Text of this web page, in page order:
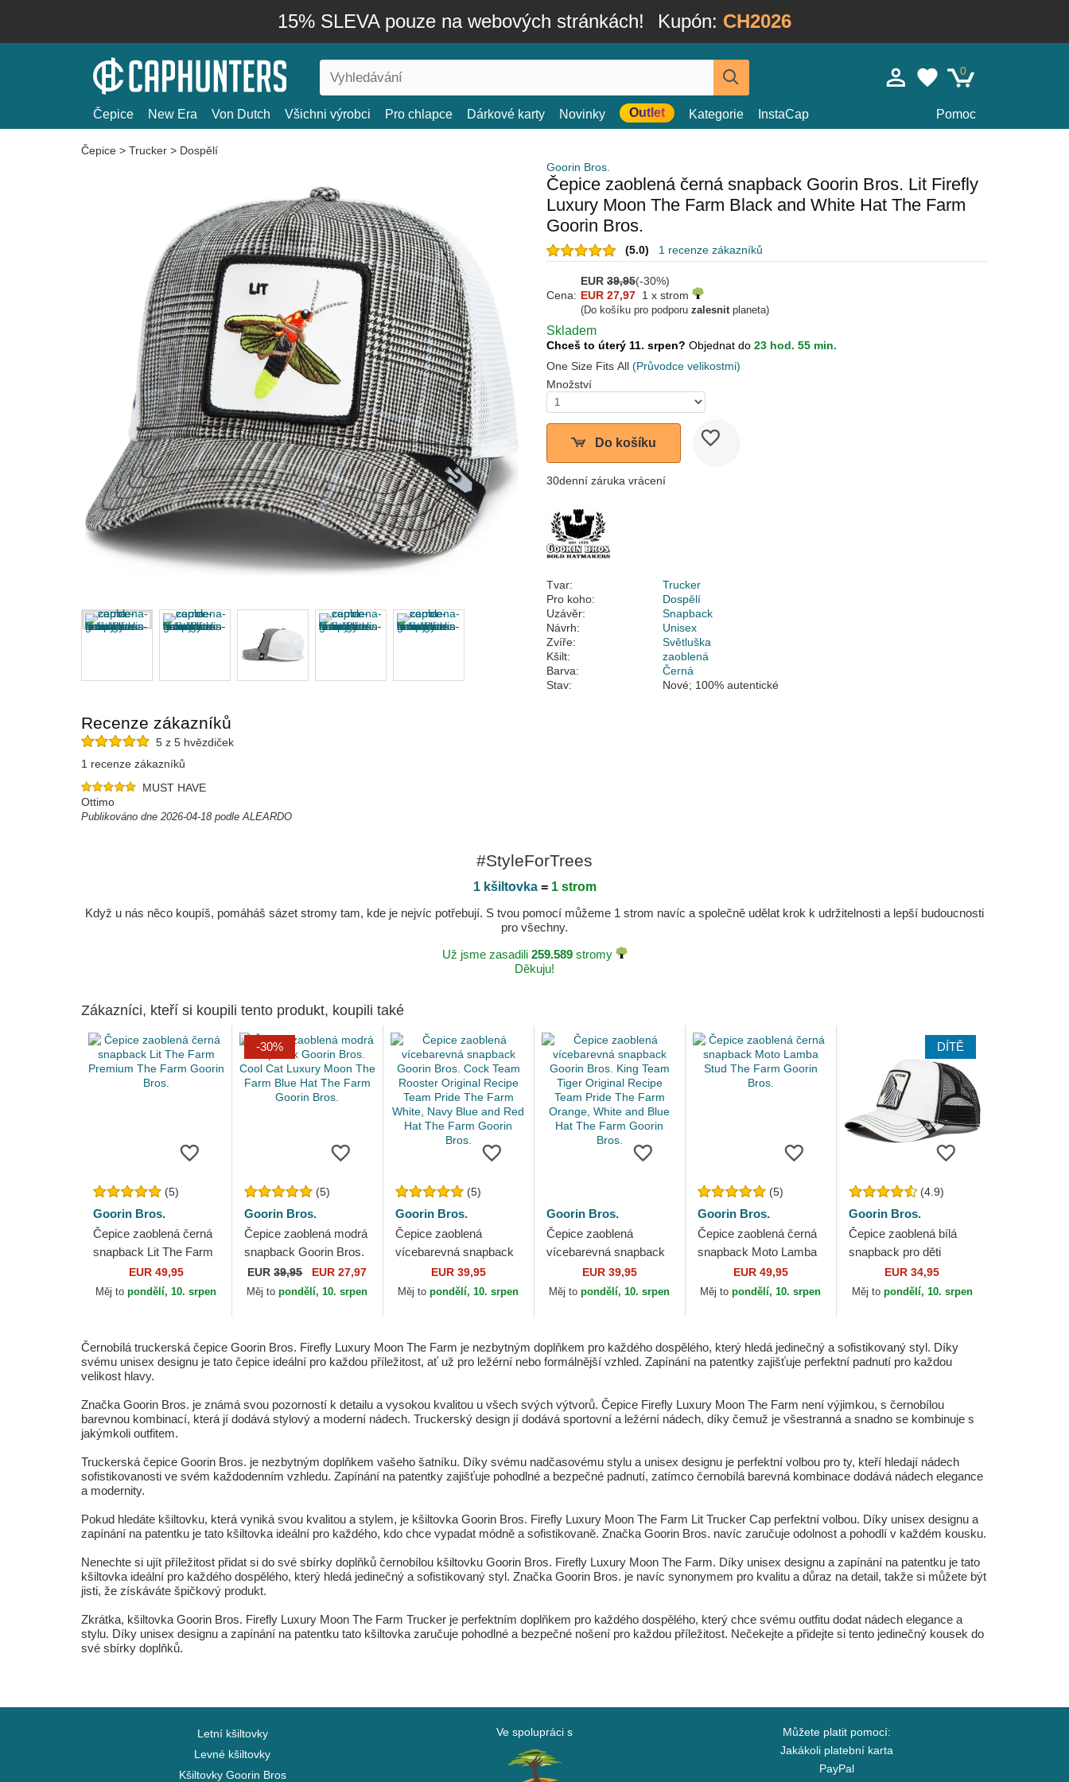
15% SLEVA pouze na webových stránkách! Kupón: CH2026
0
Čepice New Era Von Dutch Všichni výrobci Pro chlapce Dárkové karty Novinky Outlet Kategorie InstaCap Pomoc
Čepice > Trucker > Dospělí
Goorin Bros.
Čepice zaoblená černá snapback Goorin Bros. Lit Firefly
Luxury Moon The Farm Black and White Hat The Farm
Goorin Bros.
(5.0) 1 recenze zákazníků
EUR 39,95(-30%)
Cena: EUR 27,97 1 x strom
(Do košíku pro podporu zalesnitplaneta)
Skladem
Chceš to úterý 11. srpen? Objednat do 23 hod. 55 min.
One Size Fits All (Průvodce velikostmi)
Množství
Do košíku
30denní záruka vrácení
Tvar:
Trucker
Pro koho:
Dospělí
Uzávěr:
Snapback
Návrh:
Unisex
Zvíře:
Světluška
Kšilt:
zaoblená
Barva:
Černá
Stav:
Nové; 100% autentické
Recenze zákazníků
5 z 5 hvězdiček
1 recenze zákazníků
MUST HAVE
Ottimo
Publikováno dne 2026-04-18 podle ALEARDO
#StyleForTrees
1 kšiltovka= 1 strom
Když u nás něco koupíš, pomáháš sázet stromy tam, kde je nejvíc potřebují. S tvou pomocí můžeme 1 strom navíc a společně udělat krok k udržitelnosti a lepší budoucnosti
pro všechny.
Už jsme zasadili 259.589stromy
Děkuju!
Zákazníci, kteří si koupili tento produkt, koupili také
(5)
Goorin Bros.
Čepice zaoblená černá
snapback Lit The Farm
Premium The Farm
Goorin Bros.
EUR 49,95
Měj topondělí, 10. srpen
-30%
(5)
Goorin Bros.
Čepice zaoblená modrá
snapback Goorin Bros.
Cool Cat Luxury Moon
The Farm Blue Hat The
EUR39,95 EUR 27,97
Měj topondělí, 10. srpen
(5)
Goorin Bros.
Čepice zaoblená
vícebarevná snapback
Goorin Bros. Cock
Team Rooster Original
EUR 39,95
Měj topondělí, 10. srpen
Goorin Bros.
Čepice zaoblená
vícebarevná snapback
Goorin Bros. King Team
Tiger Original Recipe
EUR 39,95
Měj topondělí, 10. srpen
(5)
Goorin Bros.
Čepice zaoblená černá
snapback Moto Lamba
Stud The Farm Goorin
Bros.
EUR 49,95
Měj topondělí, 10. srpen
DÍTĚ
(4.9)
Goorin Bros.
Čepice zaoblená bílá
snapback pro děti
Extreme Little Stripe
The Farm Goorin Bros.
EUR 34,95
Měj to pondělí, 10. srpen
Černobílá truckerská čepice Goorin Bros. Firefly Luxury Moon The Farm je nezbytným doplňkem pro každého dospělého, který hledá jedinečný a sofistikovaný styl. Díky
svému unisex designu je tato čepice ideální pro každou příležitost, ať už pro ležérní nebo formálnější vzhled. Zapínání na patentky zajišťuje perfektní padnutí pro každou
velikost hlavy.
Značka Goorin Bros. je známá svou pozorností k detailu a vysokou kvalitou u všech svých výtvorů. Čepice Firefly Luxury Moon The Farm není výjimkou, s černobílou
barevnou kombinací, která jí dodává stylový a moderní nádech. Truckerský design jí dodává sportovní a ležérní nádech, díky čemuž je všestranná a snadno se kombinuje s
jakýmkoli outfitem.
Truckerská čepice Goorin Bros. je nezbytným doplňkem vašeho šatníku. Díky svému nadčasovému stylu a unisex designu je perfektní volbou pro ty, kteří hledají nádech
sofistikovanosti ve svém každodenním vzhledu. Zapínání na patentky zajišťuje pohodlné a bezpečné padnutí, zatímco černobílá barevná kombinace dodává nádech elegance
a modernity.
Pokud hledáte kšiltovku, která vyniká svou kvalitou a stylem, je kšiltovka Goorin Bros. Firefly Luxury Moon The Farm Lit Trucker Cap perfektní volbou. Díky unisex designu a
zapínání na patentku je tato kšiltovka ideální pro každého, kdo chce vypadat módně a sofistikovaně. Značka Goorin Bros. navíc zaručuje odolnost a pohodlí v každém kousku.
Nenechte si ujít příležitost přidat si do své sbírky doplňků černobílou kšiltovku Goorin Bros. Firefly Luxury Moon The Farm. Díky unisex designu a zapínání na patentku je tato
kšiltovka ideální pro každého dospělého, který hledá jedinečný a sofistikovaný styl. Značka Goorin Bros. je navíc synonymem pro kvalitu a důraz na detail, takže si můžete být
jisti, že získáváte špičkový produkt.
Zkrátka, kšiltovka Goorin Bros. Firefly Luxury Moon The Farm Trucker je perfektním doplňkem pro každého dospělého, který chce svému outfitu dodat nádech elegance a
stylu. Díky unisex designu a zapínání na patentku tato kšiltovka zaručuje pohodlné a bezpečné nošení pro každou příležitost. Nečekejte a přidejte si tento jedinečný kousek do
své sbírky doplňků.
Letní kšiltovky
Levné kšiltovky
Kšiltovky Goorin Bros
Ve spolupráci s
Můžete platit pomocí:
Jakákoli platební karta
PayPal